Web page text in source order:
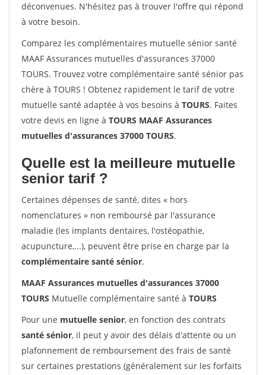
déconvenues. N'hésitez pas à trouver l'offre qui répond
à votre besoin.
Comparez les complémentaires mutuelle sénior santé
MAAF Assurances mutuelles d'assurances 37000
TOURS. Trouvez votre complémentaire santé sénior pas
chère à TOURS ! Obtenez rapidement le tarif de votre
mutuelle santé adaptée à vos besoins à TOURS. Faites
votre devis en ligne à TOURS MAAF Assurances
mutuelles d'assurances 37000 TOURS.
Quelle est la meilleure mutuelle
senior tarif ?
Certaines dépenses de santé, dites « hors
nomenclatures » non remboursé par l'assurance
maladie (les implants dentaires, l'ostéopathie,
acupuncture,...), peuvent être prise en charge par la
complémentaire santé sénior.
MAAF Assurances mutuelles d'assurances 37000
TOURS Mutuelle complémentaire santé à TOURS
Pour une mutuelle senior, en fonction des contrats
santé sénior, il peut y avoir des délais d'attente ou un
plafonnement de remboursement des frais de santé
sur certaines prestations (généralement sur les forfaits